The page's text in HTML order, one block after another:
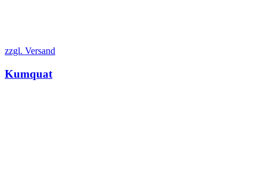
zzgl. Versand
Kumquat